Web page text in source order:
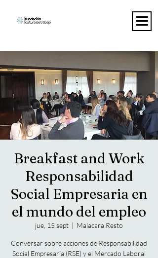
Breakfast and Work
Responsabilidad
Social Empresaria en
el mundo del empleo
jue, 15 sept
  |
Malacara Resto
Conversar sobre acciones de Responsabilidad
Social Empresaria (RSE) y el Mercado Laboral